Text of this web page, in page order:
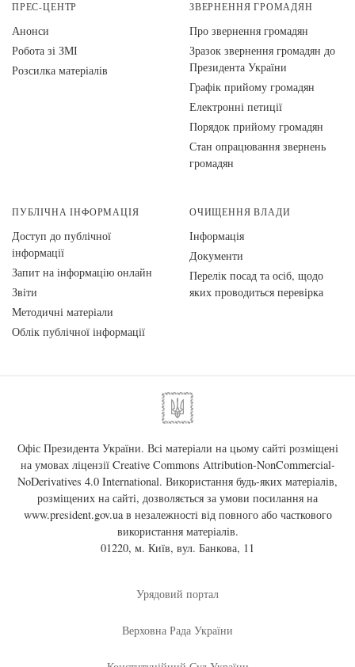
ПРЕС-ЦЕНТР
Анонси
Робота зі ЗМІ
Розсилка матеріалів
ЗВЕРНЕННЯ ГРОМАДЯН
Про звернення громадян
Зразок звернення громадян до
Президента України
Графік прийому громадян
Електронні петиції
Порядок прийому громадян
Стан опрацювання звернень
громадян
ПУБЛІЧНА ІНФОРМАЦІЯ
Доступ до публічної
інформації
Запит на інформацію онлайн
Звіти
Методичні матеріали
Облік публічної інформації
ОЧИЩЕННЯ ВЛАДИ
Інформація
Документи
Перелік посад та осіб, щодо
яких проводиться перевірка
Офіс Президента України. Всі матеріали на цьому сайті розміщені
на умовах ліцензії Creative Commons Attribution-NonCommercial-
NoDerivatives 4.0 International. Використання будь-яких матеріалів,
розміщених на сайті, дозволяється за умови посилання на
www.president.gov.uaв незалежності від повного або часткового
використання матеріалів.
01220, м. Київ, вул. Банкова, 11
Урядовий портал
Верховна Рада України